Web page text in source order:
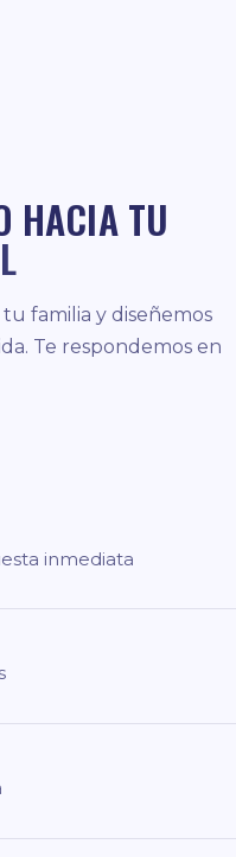
HACIA TU
familia y diseñemos
Te respondemos en
inmediata